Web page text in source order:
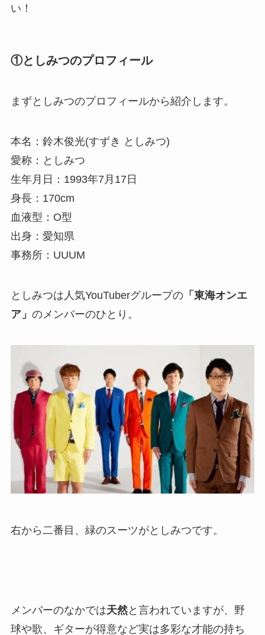
い！
①としみつのプロフィール
まずとしみつのプロフィールから紹介します。
本名：鈴木俊光(すずき としみつ)
愛称：としみつ
生年月日：1993年7月17日
身長：170cm
血液型：O型
出身：愛知県
事務所：UUUM
としみつは人気YouTuberグループの「東海オンエ
ア」 のメンバーのひとり。
右から二番目、緑のスーツがとしみつです。
メンバーのなかでは天然と言われていますが、野
球や歌、ギターが得意など実は多彩な才能の持ち